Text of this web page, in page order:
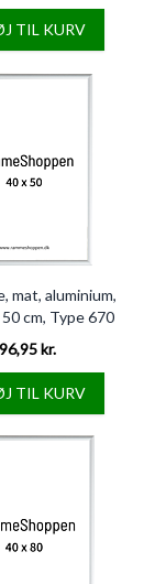
TIL KURV
mat, aluminium,
50 cm, Type 670
kr.
TIL KURV